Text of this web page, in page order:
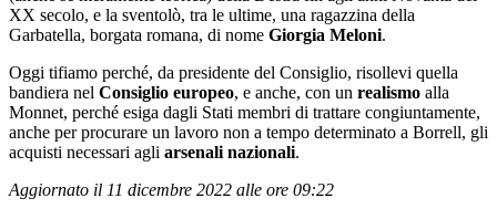
XX secolo, e la sventolò, tra le ultime, una ragazzina della
Garbatella, borgata romana, di nome Giorgia Meloni.
Oggi tifiamo perché, da presidente del Consiglio, risollevi quella
bandiera nel Consiglio europeo, e anche, con un realismo alla
Monnet, perché esiga dagli Stati membri di trattare congiuntamente,
anche per procurare un lavoro non a tempo determinato a Borrell, gli
acquisti necessari agli arsenali nazionali.
Aggiornato il 11 dicembre 2022 alle ore 09:22